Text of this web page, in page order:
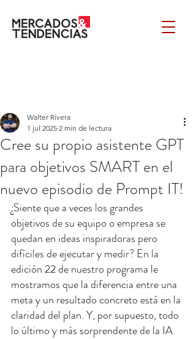
Cree su propio asistente GPT
para objetivos SMART en el
nuevo episodio de Prompt IT!
Walter Rivera
1 jul 2025 2 min de lectura
¿Siente que a veces los grandes
objetivos de su equipo o empresa se
quedan en ideas inspiradoras pero
difíciles de ejecutar y medir? En la
edición 22 de nuestro programa le
mostramos que la diferencia entre una
meta y un resultado concreto está en la
claridad del plan. Y, por supuesto, todo
lo último y más sorprendente de la IA.